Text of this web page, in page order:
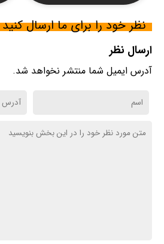
نظر خود را برای ما ارسال کنید
ارسال نظر
آدرس ایمیل شما منتشر نخواهد شد.